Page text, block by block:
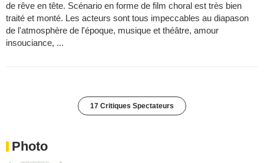
de rêve en tête. Scénario en forme de film choral est très bien
traité et monté. Les acteurs sont tous impeccables au diapason
de l'atmosphère de l'époque, musique et théâtre, amour
insouciance, ...
17 Critiques Spectateurs
Photo